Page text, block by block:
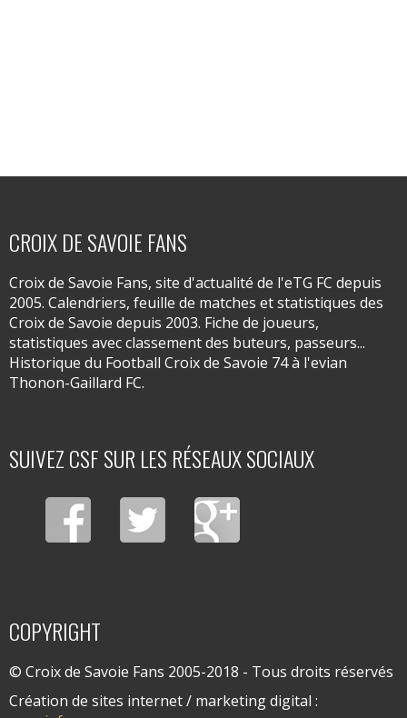
CROIX DE SAVOIE FANS
Croix de Savoie Fans, site d'actualité de l'eTG FC depuis
2005. Calendriers, feuille de matches et statistiques des
Croix de Savoie depuis 2003. Fiche de joueurs,
statistiques avec classement des buteurs, passeurs...
Historique du Football Croix de Savoie 74 à l'evian
Thonon-Gaillard FC.
SUIVEZ CSF SUR LES RÉSEAUX SOCIAUX
COPYRIGHT
© Croix de Savoie Fans 2005-2018 - Tous droits réservés
Création de sites internet / marketing digital :